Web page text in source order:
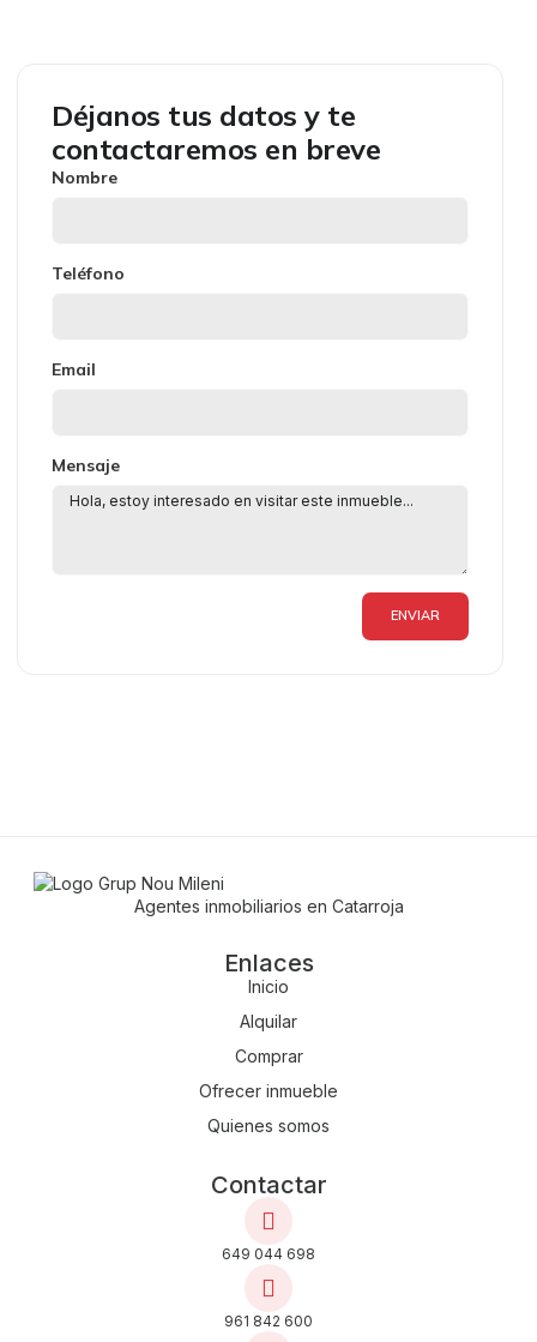
Déjanos tus datos y te
contactaremos en breve
Nombre
Teléfono
Email
Mensaje
ENVIAR
Agentes inmobiliarios en Catarroja
Enlaces
Inicio
Alquilar
Comprar
Ofrecer inmueble
Quienes somos
Contactar
649 044 698
961 842 600